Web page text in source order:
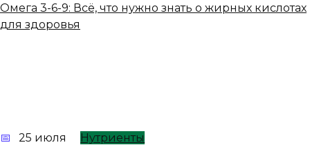
Омега 3-6-9: Всё, что нужно знать о жирных кислотах
для здоровья
25 июля
Нутриенты